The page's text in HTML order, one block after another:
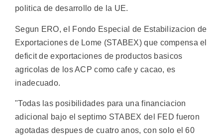
politica de desarrollo de la UE.
Segun ERO, el Fondo Especial de Estabilizacion de
Exportaciones de Lome (STABEX) que compensa el
deficit de exportaciones de productos basicos
agricolas de los ACP como cafe y cacao, es
inadecuado.
"Todas las posibilidades para una financiacion
adicional bajo el septimo STABEX del FED fueron
agotadas despues de cuatro anos, con solo el 60